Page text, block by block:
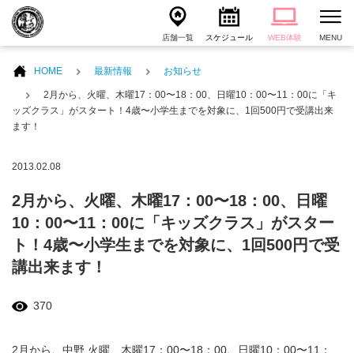
店舗一覧 スケジュール WEB体験 MENU
HOME 最新情報 お知らせ
2月から、火曜、木曜17：00〜18：00、日曜10：00〜11：00に「キ
ッズクラス」がスタート！4歳〜小学生までを対象に、1回500円で受講出来
ます！
2013.02.08
2月から、火曜、木曜17：00〜18：00、日曜
10：00〜11：00に「キッズクラス」がスター
ト！4歳〜小学生までを対象に、1回500円で受
講出来ます！
370
2月から、中野 火曜、木曜17：00〜18：00、日曜10：00〜11：